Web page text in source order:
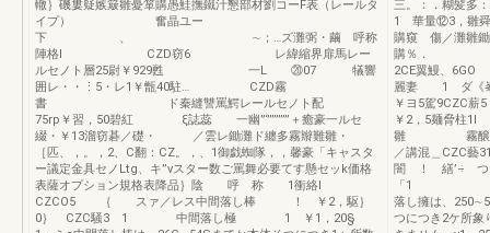
轍｝磯婁疑嫉簸雛憂箪購愚鮭撫鐵汁懇部材劉コーF表（レールタ
イプ） 奮晶ユー
下 、 ∼；…ズ灘弼・繭 呼称
陣格l CZD窃6 レ緯縮界扉馬レー
ルセノト層25尉￥929甦 一L ⑳07 犠響
囲レ・・⋮5・レ1￥甑40駐… CZD霧
書 ド秦縫讐罵鰐レールセノト配
75rp￥習，50碧紅 ξ誌蕊 一幽”‘’’’’’’’’”＋癒豪一ルセ
綴・￥13溜窃碁／礎・ ／雲レ鋤灘ド纏多霧辮難雛・
［匹、，。，2、C翻：CZ。，、1御戯蜘隊，，馨豪「キャスタ
ー議定金具セノLtg、キ”vスター数ご罵舞必要てす懸セッk価格
表薩オプション規格表降品｝陰 呼 称 1衝絡l
CZCO5 ｛ スァ／レス中間落し棒 ！ ￥2，駆｝
0｝ CZC騒3 1 中間落し極 1 ￥1，20§
三。：．糊髪
1 華量⑫3，雛舜
購窺 傷／灘雛鋤
購％．
2CE翼鰻、
麗妻 1 ダ《
￥ヨ5駕9CZC
￥2，5麺
雛 霧醸峯
／講混＿CZC藝
闇 ！ 繕’÷
「1 ＃¶ …
落し擁は、
つにつき2ケ所